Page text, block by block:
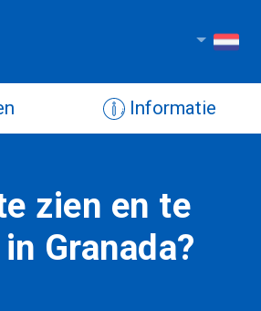
Informatie
zien en te
Granada?